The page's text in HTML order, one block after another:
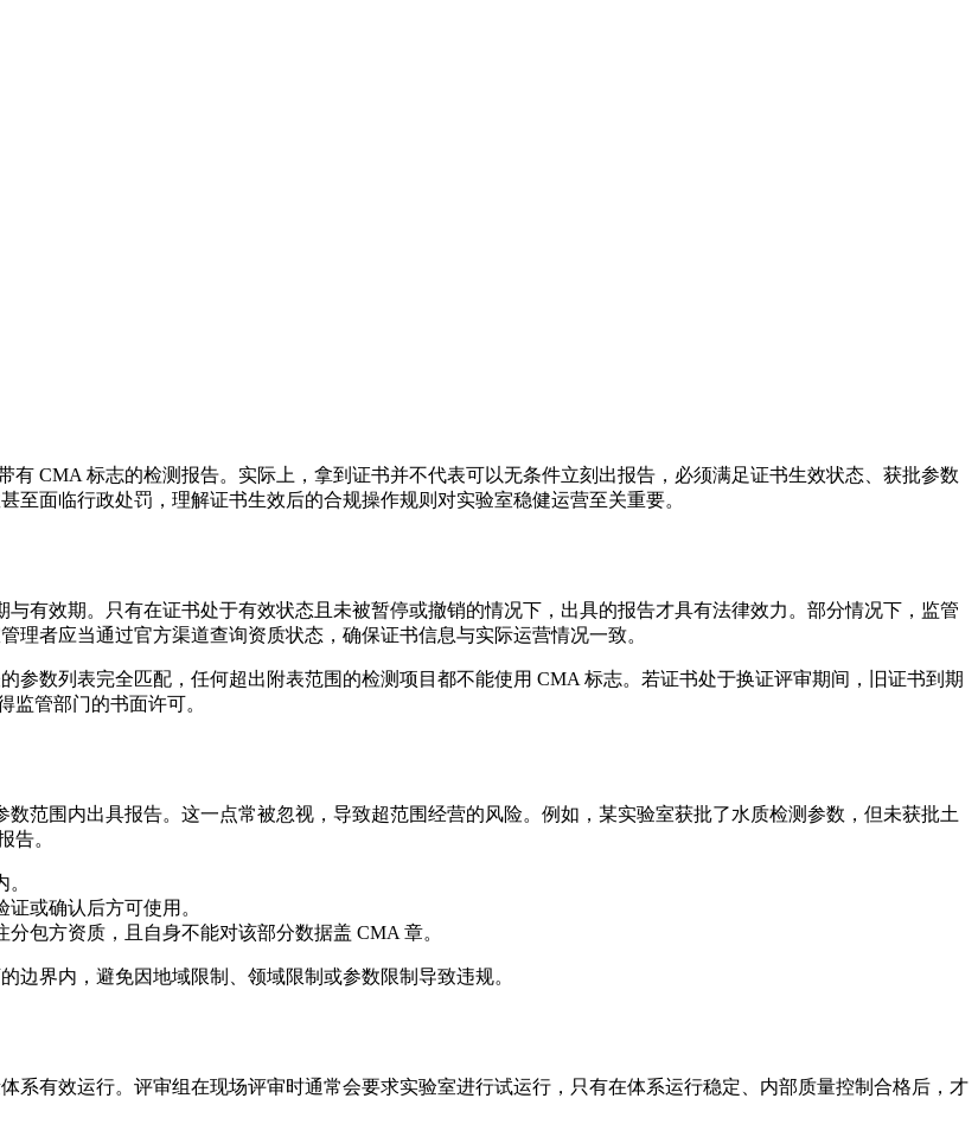
CMA 标志的检测报告。实际上，拿到证书并不代表可以无条件立刻出报告，必须满足证书生效状态、获批参数
面临行政处罚，理解证书生效后的合规操作规则对实验室稳健运营至关重要。
有效期。只有在证书处于有效状态且未被暂停或撤销的情况下，出具的报告才具有法律效力。部分情况下，监管
者应当通过官方渠道查询资质状态，确保证书信息与实际运营情况一致。
参数列表完全匹配，任何超出附表范围的检测项目都不能使用 CMA 标志。若证书处于换证评审期间，旧证书到期
监管部门的书面许可。
范围内出具报告。这一点常被忽视，导致超范围经营的风险。例如，某实验室获批了水质检测参数，但未获批土
告。
或确认后方可使用。
包方资质，且自身不能对该部分数据盖 CMA 章。
界内，避免因地域限制、领域限制或参数限制导致违规。
系有效运行。评审组在现场评审时通常会要求实验室进行试运行，只有在体系运行稳定、内部质量控制合格后，才